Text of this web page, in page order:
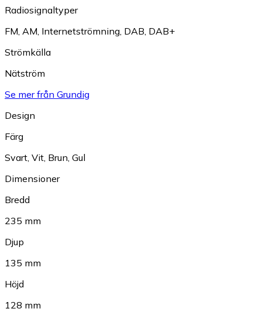
Radiosignaltyper
FM AM Internetströmning DAB DAB+
Strömkälla
Nätström
Se mer från Grundig
Design
Färg
Svart Vit Brun Gul
Dimensioner
Bredd
235 mm
Djup
135 mm
Höjd
128 mm